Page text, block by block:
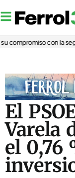
con la
El
Varela
el 0,76